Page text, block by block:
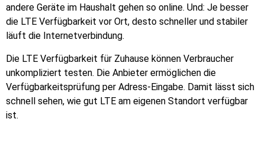
andere Geräte im Haushalt gehen so online. Und: Je besser
die LTE Verfügbarkeit vor Ort, desto schneller und stabiler
läuft die Internetverbindung.
Die LTE Verfügbarkeit für Zuhause können Verbraucher
unkompliziert testen. Die Anbieter ermöglichen die
Verfügbarkeitsprüfung per Adress-Eingabe. Damit lässt sich
schnell sehen, wie gut LTE am eigenen Standort verfügbar
ist.